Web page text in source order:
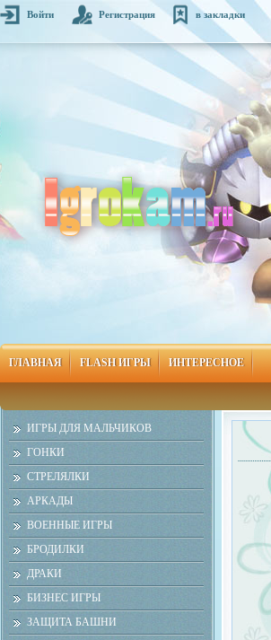
Войти Регистрация в закладки
ГЛАВНАЯ FLASH ИГРЫ ИНТЕРЕСНОЕ
ИГРЫ ДЛЯ МАЛЬЧИКОВ
ГОНКИ
СТРЕЛЯЛКИ
АРКАДЫ
ВОЕННЫЕ ИГРЫ
БРОДИЛКИ
ДРАКИ
БИЗНЕС ИГРЫ
ЗАЩИТА БАШНИ